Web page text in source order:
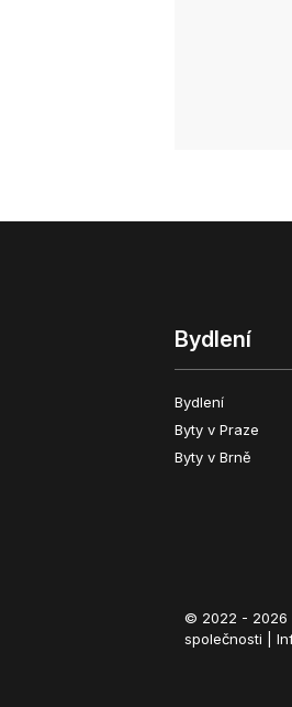
Bydlení
Bydlení
Byty v Praze
Byty v Brně
© 2022 - 2026
společnosti